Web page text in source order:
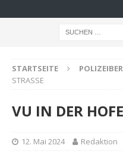
STARTSEITE
STRASSE
VU IN DER
12. Mai 2024 Redaktion